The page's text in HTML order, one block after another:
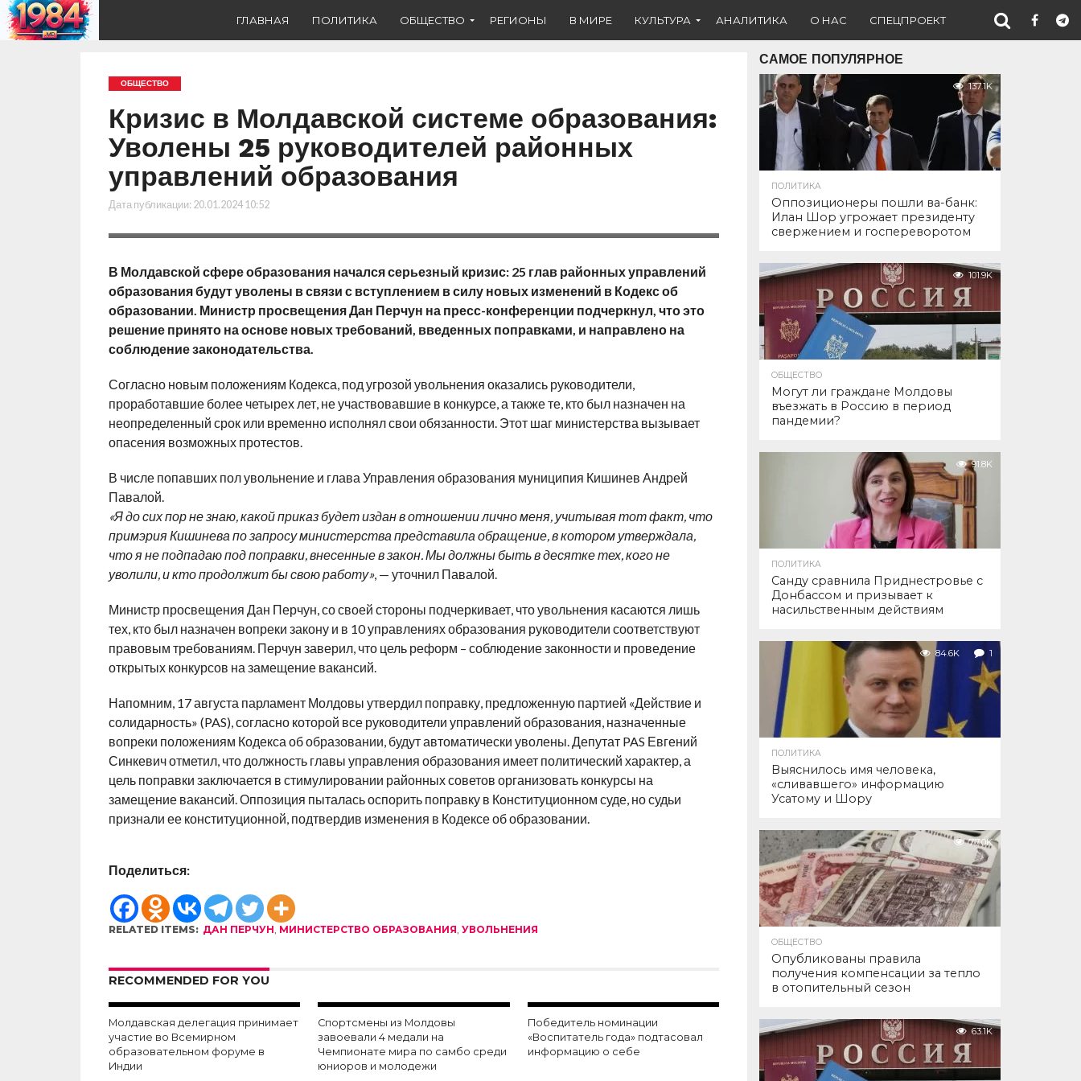
ГЛАВНАЯ ПОЛИТИКА ОБЩЕСТВО РЕГИОНЫ В МИРЕ КУЛЬТУРА АНАЛИТИКА О НАС СПЕЦПРОЕКТ
ОБЩЕСТВО
Кризис в Молдавской системе образования:
Уволены 25 руководителей районных
управлений образования
Дата публикации: 20.01.2024 10:52
В Молдавской сфере образования начался серьезный кризис: 25 глав районных управлений
образования будут уволены в связи с вступлением в силу новых изменений в Кодекс об
образовании. Министр просвещения Дан Перчун на пресс-конференции подчеркнул, что это
решение принято на основе новых требований, введенных поправками, и направлено на
соблюдение законодательства.
Согласно новым положениям Кодекса, под угрозой увольнения оказались руководители,
проработавшие более четырех лет, не участвовавшие в конкурсе, а также те, кто был назначен на
неопределенный срок или временно исполнял свои обязанности. Этот шаг министерства вызывает
опасения возможных протестов.
В числе попавших пол увольнение и глава Управления образования муниципия Кишинев Андрей
Павалой.
«Я до сих пор не знаю, какой приказ будет издан в отношении лично меня, учитывая тот факт, что
примэрия Кишинева по запросу министерства представила обращение, в котором утверждала,
что я не подпадаю под поправки, внесенные в закон. Мы должны быть в десятке тех, кого не
уволили, и кто продолжит бы свою работу», — уточнил Павалой.
Министр просвещения Дан Перчун, со своей стороны подчеркивает, что увольнения касаются лишь
тех, кто был назначен вопреки закону и в 10 управлениях образования руководители соответствуют
правовым требованиям. Перчун заверил, что цель реформ – соблюдение законности и проведение
открытых конкурсов на замещение вакансий.
Напомним, 17 августа парламент Молдовы утвердил поправку, предложенную партией «Действие и
солидарность» (PAS), согласно которой все руководители управлений образования, назначенные
вопреки положениям Кодекса об образовании, будут автоматически уволены. Депутат PAS Евгений
Синкевич отметил, что должность главы управления образования имеет политический характер, а
цель поправки заключается в стимулировании районных советов организовать конкурсы на
замещение вакансий. Оппозиция пыталась оспорить поправку в Конституционном суде, но судьи
признали ее конституционной, подтвердив изменения в Кодексе об образовании.
Поделиться:
RELATED ITEMS: ДАН ПЕРЧУН, МИНИСТЕРСТВО ОБРАЗОВАНИЯ, УВОЛЬНЕНИЯ
RECOMMENDED FOR YOU
Молдавская делегация принимает
участие вo Всемирном
образовательном форуме в
Индии
Спортсмены из Молдовы
завоевали 4 медали на
Чемпионате мира по самбо среди
юниоров и молодежи
Победитель номинации
«Воспитатель года» подтасовал
информацию о себе
САМОЕ ПОПУЛЯРНОЕ
137.1K
ПОЛИТИКА
Оппозиционеры пошли ва-банк:
Илан Шор угрожает президенту
свержением и госпереворотом
101.9K
ОБЩЕСТВО
Могут ли граждане Молдовы
въезжать в Россию в период
пандемии?
91.8K
ПОЛИТИКА
Санду сравнила Приднестровье с
Донбассом и призывает к
насильственным действиям
84.6K 1
ПОЛИТИКА
Выяснилось имя человека,
«сливавшего» информацию
Усатому и Шору
77.0K
ОБЩЕСТВО
Опубликованы правила
получения компенсации за тепло
в отопительный сезон
63.1K